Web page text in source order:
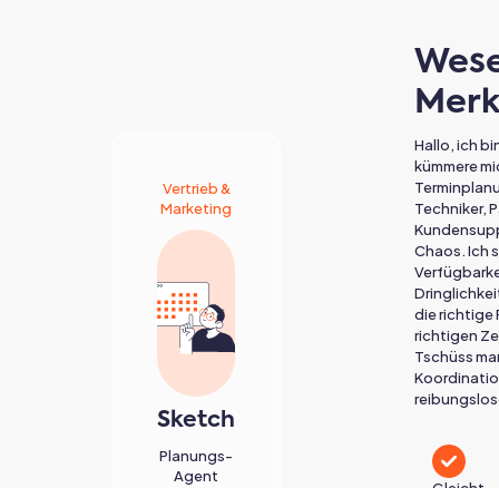
Vertrieb &
Marketing
Sketch
Planungs-
Agent
Hallo, ich
kümmere
Techniker,
Chaos. Ich
die richtige
richtigen
Tschüss